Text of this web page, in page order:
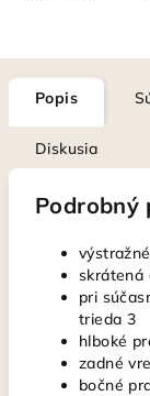
Popis
Diskusia
Podrobný
skrátená
pri
trieda 3
hlboké
zadné
bočné